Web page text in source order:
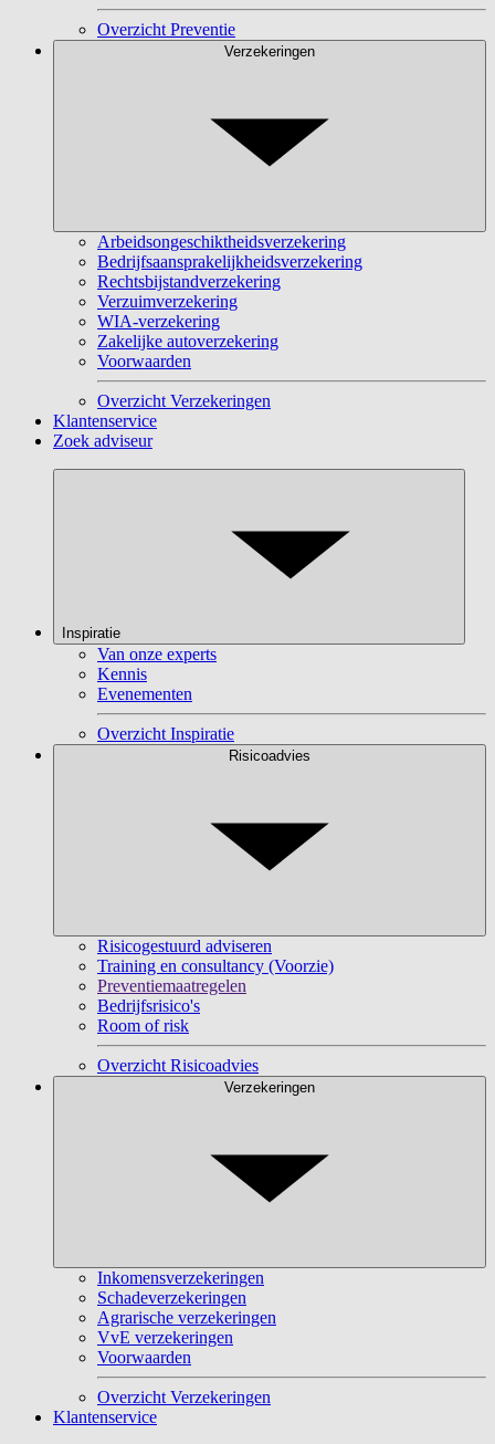
Overzicht Preventie
Verzekeringen
Arbeidsongeschiktheidsverzekering
Bedrijfsaansprakelijkheidsverzekering
Rechtsbijstandverzekering
Verzuimverzekering
WIA-verzekering
Zakelijke autoverzekering
Voorwaarden
Overzicht Verzekeringen
Klantenservice
Zoek adviseur
Inspiratie
Van onze experts
Kennis
Evenementen
Overzicht Inspiratie
Risicoadvies
Risicogestuurd adviseren
Training en consultancy (Voorzie)
Preventiemaatregelen
Bedrijfsrisico's
Room of risk
Overzicht Risicoadvies
Verzekeringen
Inkomensverzekeringen
Schadeverzekeringen
Agrarische verzekeringen
VvE verzekeringen
Voorwaarden
Overzicht Verzekeringen
Klantenservice